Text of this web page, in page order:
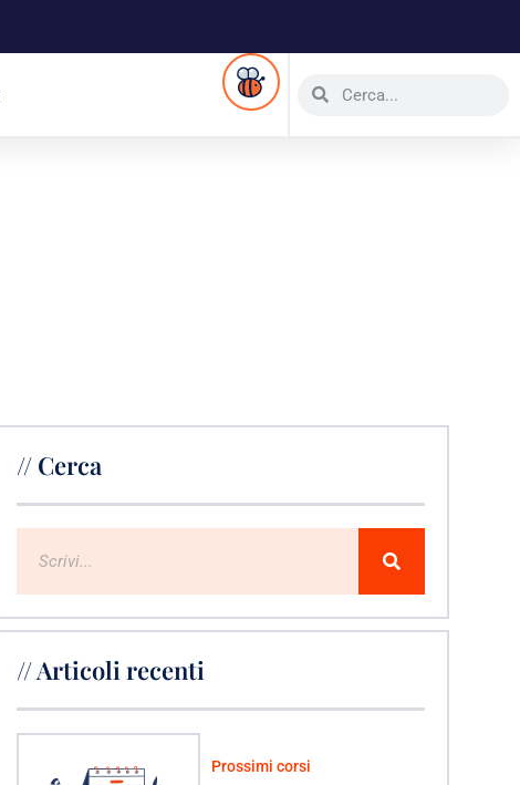
// Cerca
// Articoli recenti
Prossimi corsi